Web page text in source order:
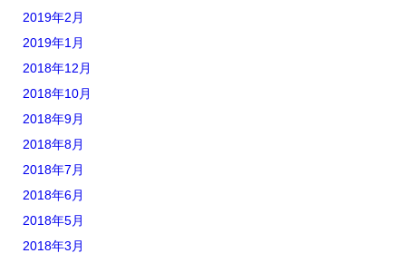
2019年2月
2019年1月
2018年12月
2018年10月
2018年9月
2018年8月
2018年7月
2018年6月
2018年5月
2018年3月